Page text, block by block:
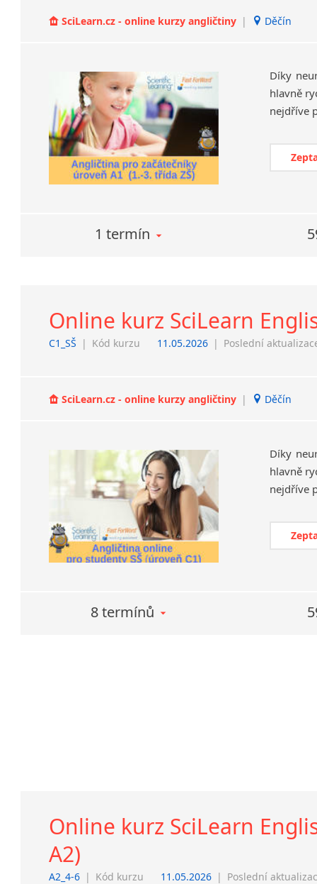
SciLearn.cz - online kurzy angličtiny | Děčín
Díky
hlavně
1 termín
Online kurz SciLearn
C1_SŠ | Kód kurzu 11.05.2026 | Poslední
SciLearn.cz - online kurzy angličtiny | Děčín
Díky
hlavně
8 termínů
Online kurz SciLearn
A2)
A2_4-6 | Kód kurzu 11.05.2026 | Poslední